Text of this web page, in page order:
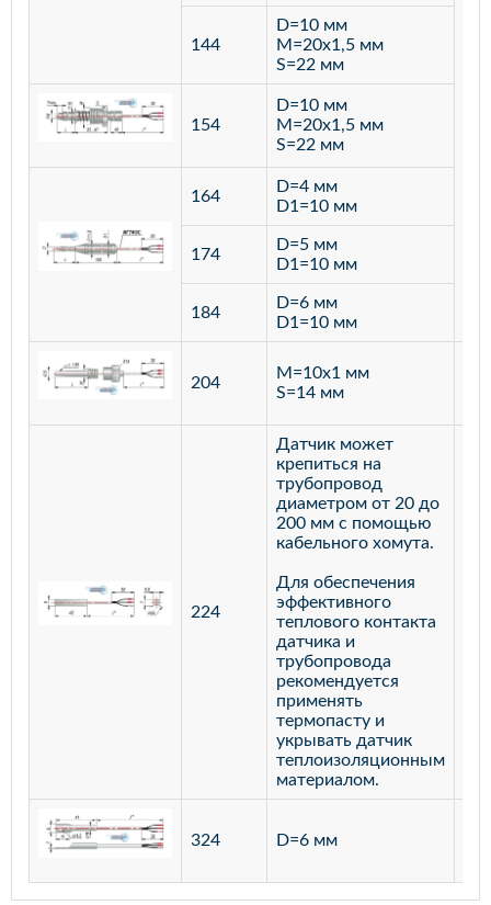
144
D=10 мм
M=20х1,5 мм
S=22 мм
154
D=10 мм
M=20х1,5 мм
S=22 мм
164
D=4 мм
D1=10 мм
174
D=5 мм
D1=10 мм
184
D=6 мм
D1=10 мм
204
M=10х1 мм
S=14 мм
224
Датчик может
крепиться на
трубопровод
диаметром от 20 до
200 мм с помощью
кабельного хомута.
Для обеспечения
эффективного
теплового контакта
датчика и
трубопровода
рекомендуется
применять
термопасту и
укрывать датчик
теплоизоляционным
материалом.
324 D=6 мм